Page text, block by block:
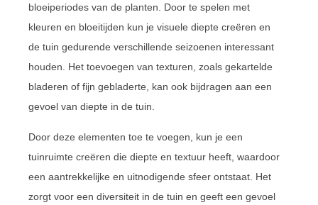
bloeiperiodes van de planten. Door te spelen met
kleuren en bloeitijden kun je visuele diepte creëren en
de tuin gedurende verschillende seizoenen interessant
houden. Het toevoegen van texturen, zoals gekartelde
bladeren of fijn gebladerte, kan ook bijdragen aan een
gevoel van diepte in de tuin.
Door deze elementen toe te voegen, kun je een
tuinruimte creëren die diepte en textuur heeft, waardoor
een aantrekkelijke en uitnodigende sfeer ontstaat. Het
zorgt voor een diversiteit in de tuin en geeft een gevoel